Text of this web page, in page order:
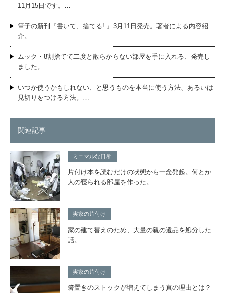
11月15日です。…
筆子の新刊『書いて、捨てる! 』3月11日発売。著者による内容紹
介。
ムック・8割捨てて二度と散らからない部屋を手に入れる、発売し
ました。
いつか使うかもしれない、と思うものを本当に使う方法、あるいは
見切りをつける方法。…
関連記事
ミニマルな日常
片付け本を読むだけの状態から一念発起。何とか
人の寝られる部屋を作った。
実家の片付け
家の建て替えのため、大量の親の遺品を処分した
話。
実家の片付け
箸置きのストックが増えてしまう真の理由とは？